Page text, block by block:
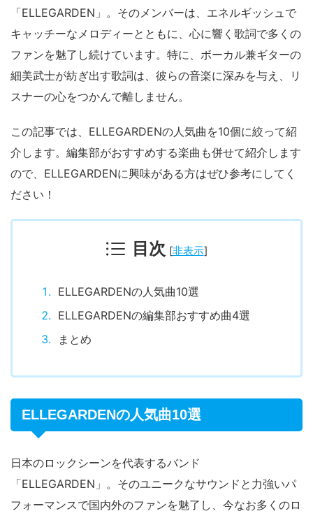
「ELLEGARDEN」。そのメンバーは、エネルギッシュで
キャッチーなメロディーとともに、心に響く歌詞で多くの
ファンを魅了し続けています。特に、ボーカル兼ギターの
細美武士が紡ぎ出す歌詞は、彼らの音楽に深みを与え、リ
スナーの心をつかんで離しません。
この記事では、ELLEGARDENの人気曲を10個に絞って紹
介します。編集部がおすすめする楽曲も併せて紹介します
ので、ELLEGARDENに興味がある方はぜひ参考にしてく
ださい！
目次 [非表示]
ELLEGARDENの人気曲10選
ELLEGARDENの編集部おすすめ曲4選
まとめ
ELLEGARDENの人気曲10選
日本のロックシーンを代表するバンド
「ELLEGARDEN」。そのユニークなサウンドと力強いパ
フォーマンスで国内外のファンを魅了し、今なお多くのロ